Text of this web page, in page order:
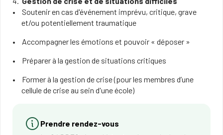
Soutenir en cas d'événement imprévu, critique, grave
et/ou potentiellement traumatique
Accompagner les émotions et pouvoir « déposer »
Préparer à la gestion de situations critiques
Former à la gestion de crise (pour les membres d’une
cellule de crise au sein d'une école)
Prendre rendez-vous